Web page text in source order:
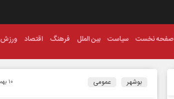
صفحه نخست سیاست بین الملل فرهنگ اقتصاد ورزش
بوشهر عمومی ۱۰ بهمن ۱۴۰۳ - ۲۱:۲۳